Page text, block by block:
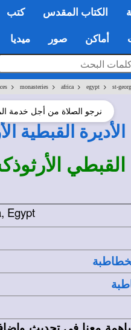
الكتاب المقدس كتب
أماكن صور ميديا
> monasteries> africa> egypt> st-
نرجو الصلاة من أجل خدمة
الأديرة القبطية
Egypt